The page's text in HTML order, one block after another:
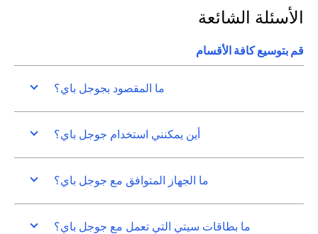
الأسئلة الشائعة
قم بتوسيع كافة الأقسام
ما المقصود بجوجل باي؟
أين يمكنني استخدام جوجل باي؟
ما الجهاز المتوافق مع جوجل باي؟
ما بطاقات سيتي التي تعمل مع جوجل باي؟